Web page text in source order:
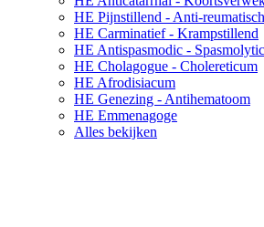
HE Pijnstillend - Anti-reumatisch
HE Carminatief - Krampstillend
HE Antispasmodic -
HE Cholagogue - Cholereticum
HE Afrodisiacum
HE Genezing - Antihematoom
HE Emmenagoge
Alles bekijken